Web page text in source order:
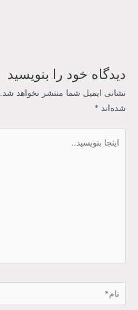
دیدگاه‌ خود را بنویسید
نشانی ایمیل شما منتشر نخواهد شد.
شده‌اند *
نام*